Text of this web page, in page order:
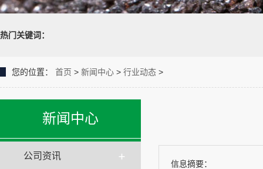
热门关键词：
您的位置： 首页 > 新闻中心 > 行业动态 >
新闻中心
公司资讯
信息摘要：